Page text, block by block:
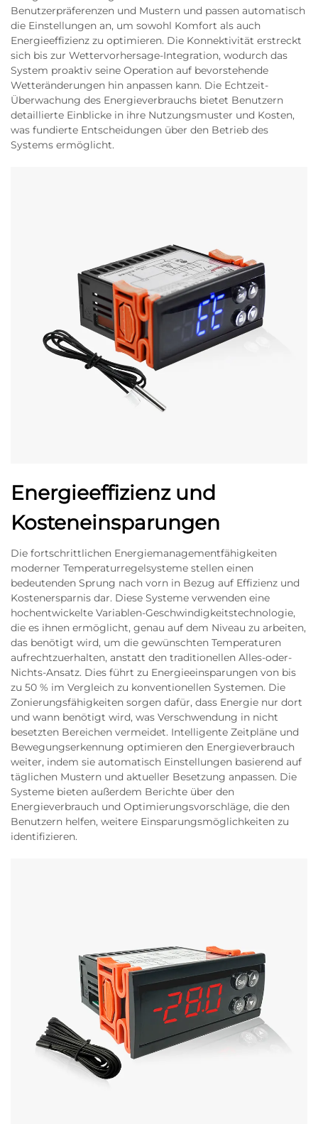
Benutzerpräferenzen und Mustern und passen automatisch
die Einstellungen an, um sowohl Komfort als auch
Energieeffizienz zu optimieren. Die Konnektivität erstreckt
sich bis zur Wettervorhersage-Integration, wodurch das
System proaktiv seine Operation auf bevorstehende
Wetteränderungen hin anpassen kann. Die Echtzeit-
Überwachung des Energieverbrauchs bietet Benutzern
detaillierte Einblicke in ihre Nutzungsmuster und Kosten,
was fundierte Entscheidungen über den Betrieb des
Systems ermöglicht.
Energieeffizienz und
Kosteneinsparungen
Die fortschrittlichen Energiemanagementfähigkeiten
moderner Temperaturregelsysteme stellen einen
bedeutenden Sprung nach vorn in Bezug auf Effizienz und
Kostenersparnis dar. Diese Systeme verwenden eine
hochentwickelte Variablen-Geschwindigkeitstechnologie,
die es ihnen ermöglicht, genau auf dem Niveau zu arbeiten,
das benötigt wird, um die gewünschten Temperaturen
aufrechtzuerhalten, anstatt den traditionellen Alles-oder-
Nichts-Ansatz. Dies führt zu Energieeinsparungen von bis
zu 50 % im Vergleich zu konventionellen Systemen. Die
Zonierungsfähigkeiten sorgen dafür, dass Energie nur dort
und wann benötigt wird, was Verschwendung in nicht
besetzten Bereichen vermeidet. Intelligente Zeitpläne und
Bewegungserkennung optimieren den Energieverbrauch
weiter, indem sie automatisch Einstellungen basierend auf
täglichen Mustern und aktueller Besetzung anpassen. Die
Systeme bieten außerdem Berichte über den
Energieverbrauch und Optimierungsvorschläge, die den
Benutzern helfen, weitere Einsparungsmöglichkeiten zu
identifizieren.